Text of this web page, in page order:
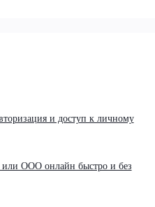
и доступ к личному
или ООО онлайн быстро и без